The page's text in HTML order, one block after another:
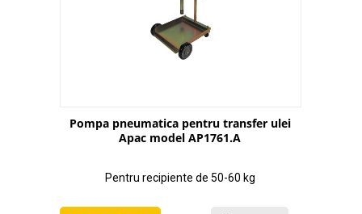
Pompa pneumatica pentru transfer ulei
Apac model AP1761.A
Pentru recipiente de 50-60 kg